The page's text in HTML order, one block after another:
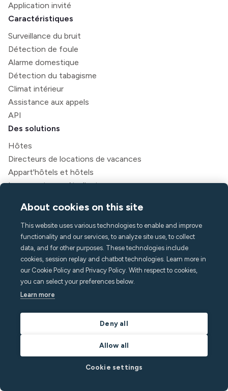
Application invité
Caractéristiques
Surveillance du bruit
Détection de foule
Alarme domestique
Détection du tabagisme
Climat intérieur
Assistance aux appels
API
Des solutions
Hôtes
Directeurs de locations de vacances
Appart'hôtels et hôtels
Logement pour étudiants
Tarification
Blogue
Partenaires
Histoires de réussite
Documentation pour les développeurs
Recommandez un ami
About cookies on this site
This website uses various technologies to enable and improve
functionality and our services, to analyze site use, to collect
data, and for other purposes. These technologies include
cookies, session replay and chatbot technologies. Learn more in
our Cookie Policy and Privacy Policy. With respect to cookies,
you can select your preferences below.
Learn more
Deny all
Allow all
Cookie settings